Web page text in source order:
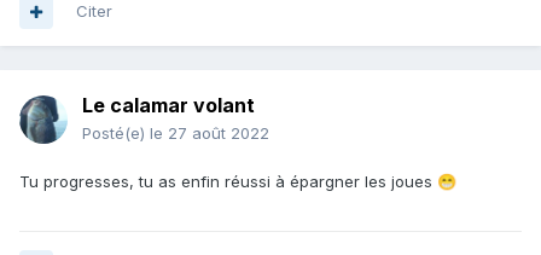
Citer
Le calamar volant
Posté(e) le 27 août 2022
Tu progresses, tu as enfin réussi à épargner les joues 😁